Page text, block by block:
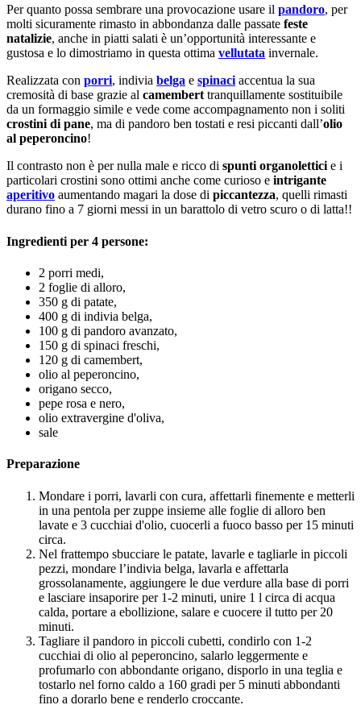
Per quanto possa sembrare una provocazione usare il pandoro, per
molti sicuramente rimasto in abbondanza dalle passate feste
natalizie, anche in piatti salati è un’opportunità interessante e
gustosa e lo dimostriamo in questa ottima vellutata invernale.
Realizzata con porri, indivia belga e spinaciaccentua la sua
cremosità di base grazie al camemberttranquillamente sostituibile
da un formaggio simile e vede come accompagnamento non i soliti
crostini di pane, ma di pandoro ben tostati e resi piccanti dall’olio
al peperoncino!
Il contrasto non è per nulla male e ricco di spunti organoletticie i
particolari crostini sono ottimi anche come curioso e intrigante
aperitivo aumentando magari la dose di piccantezza, quelli rimasti
durano fino a 7 giorni messi in un barattolo di vetro scuro o di latta!!
Ingredienti per 4 persone:
2 porri medi,
2 foglie di alloro,
350 g di patate,
400 g di indivia belga,
100 g di pandoro avanzato,
150 g di spinaci freschi,
120 g di camembert,
olio al peperoncino,
origano secco,
pepe rosa e nero,
olio extravergine d'oliva,
sale
Preparazione
Mondare i porri, lavarli con cura, affettarli finemente e metterli
in una pentola per zuppe insieme alle foglie di alloro ben
lavate e 3 cucchiai d'olio, cuocerli a fuoco basso per 15 minuti
circa.
Nel frattempo sbucciare le patate, lavarle e tagliarle in piccoli
pezzi, mondare l’indivia belga, lavarla e affettarla
grossolanamente, aggiungere le due verdure alla base di porri
e lasciare insaporire per 1-2 minuti, unire 1 l circa di acqua
calda, portare a ebollizione, salare e cuocere il tutto per 20
minuti.
Tagliare il pandoro in piccoli cubetti, condirlo con 1-2
cucchiai di olio al peperoncino, salarlo leggermente e
profumarlo con abbondante origano, disporlo in una teglia e
tostarlo nel forno caldo a 160 gradi per 5 minuti abbondanti
fino a dorarlo bene e renderlo croccante.